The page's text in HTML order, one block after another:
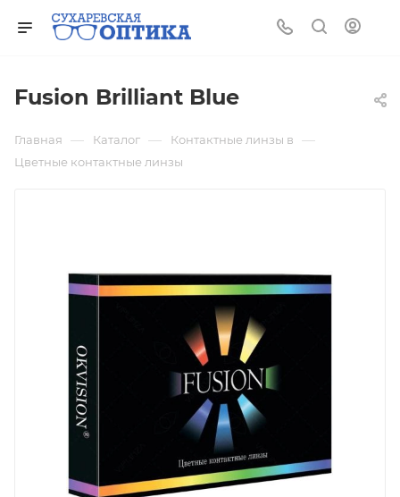
Fusion Brilliant Blue
Главная — Каталог — Контактные линзы в —
Цветные контактные линзы